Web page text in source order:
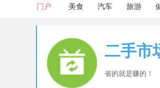
门户
美食
汽车 旅游
二手市
省的就是赚的！